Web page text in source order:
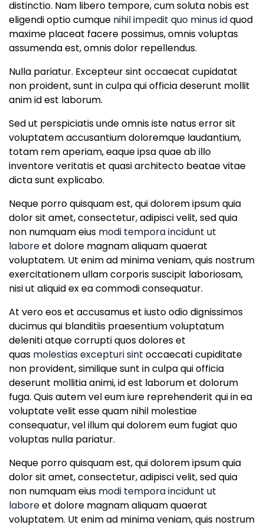
distinctio. Nam libero tempore, cum soluta nobis est
eligendi optio cumque nihil impedit quo minus idquod
maxime placeat facere possimus, omnis voluptas
assumenda est, omnis dolor repellendus.
Nulla pariatur. Excepteur sint occaecat cupidatat
non proident, sunt in culpa qui officia deserunt mollit
anim id est laborum.
Sed ut perspiciatis unde omnis iste natus error sit
voluptatem accusantium doloremque laudantium,
totam rem aperiam, eaque ipsa quae ab illo
inventore veritatis et quasi architecto beatae vitae
dicta sunt explicabo.
Neque porro quisquam est, qui dolorem ipsum quia
dolor sit amet, consectetur, adipisci velit, sed quia
non numquam eius modi tempora incidunt ut
laboreet dolore magnam aliquam quaerat
voluptatem. Ut enim ad minima veniam, quis nostrum
exercitationem ullam corporis suscipit laboriosam,
nisi ut aliquid ex ea commodi consequatur.
At vero eos et accusamus et iusto odio dignissimos
ducimus qui blanditiis praesentium voluptatum
deleniti atque corrupti quos dolores et
quas molestias excepturi sint occaecati cupiditate
non provident, similique sunt in culpa qui officia
deserunt mollitia animi, id est laborum et dolorum
fuga. Quis autem vel eum iure reprehenderit qui in ea
voluptate velit esse quam nihil molestiae
consequatur, vel illum qui dolorem eum fugiat quo
voluptas nulla pariatur.
Neque porro quisquam est, qui dolorem ipsum quia
dolor sit amet, consectetur, adipisci velit, sed quia
non numquam eius modi tempora incidunt ut
laboreet dolore magnam aliquam quaerat
voluptatem. Ut enim ad minima veniam, quis nostrum